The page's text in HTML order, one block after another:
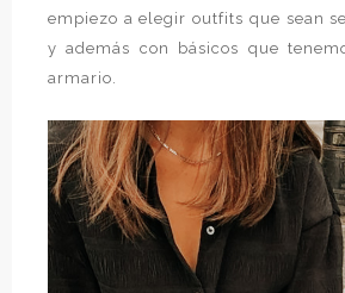
empiezo a elegir outfits que sean
y además con básicos que
armario.